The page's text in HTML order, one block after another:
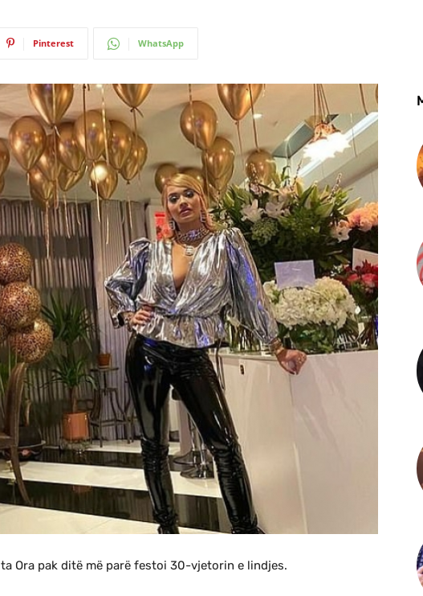
Pinterest WhatsApp
Ora pak ditë më parë festoi 30-vjetorin e lindjes.